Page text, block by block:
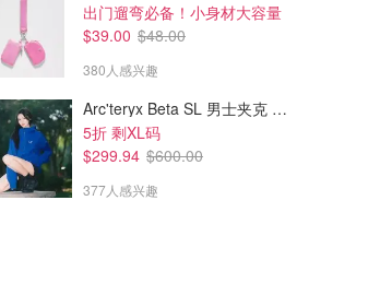
出门遛弯必备！小身材大容量
$39.00 $48.00
380人感兴趣
Arc'teryx Beta SL 男士夹克 黑色
5折 剩XL码
$299.94 $600.00
377人感兴趣